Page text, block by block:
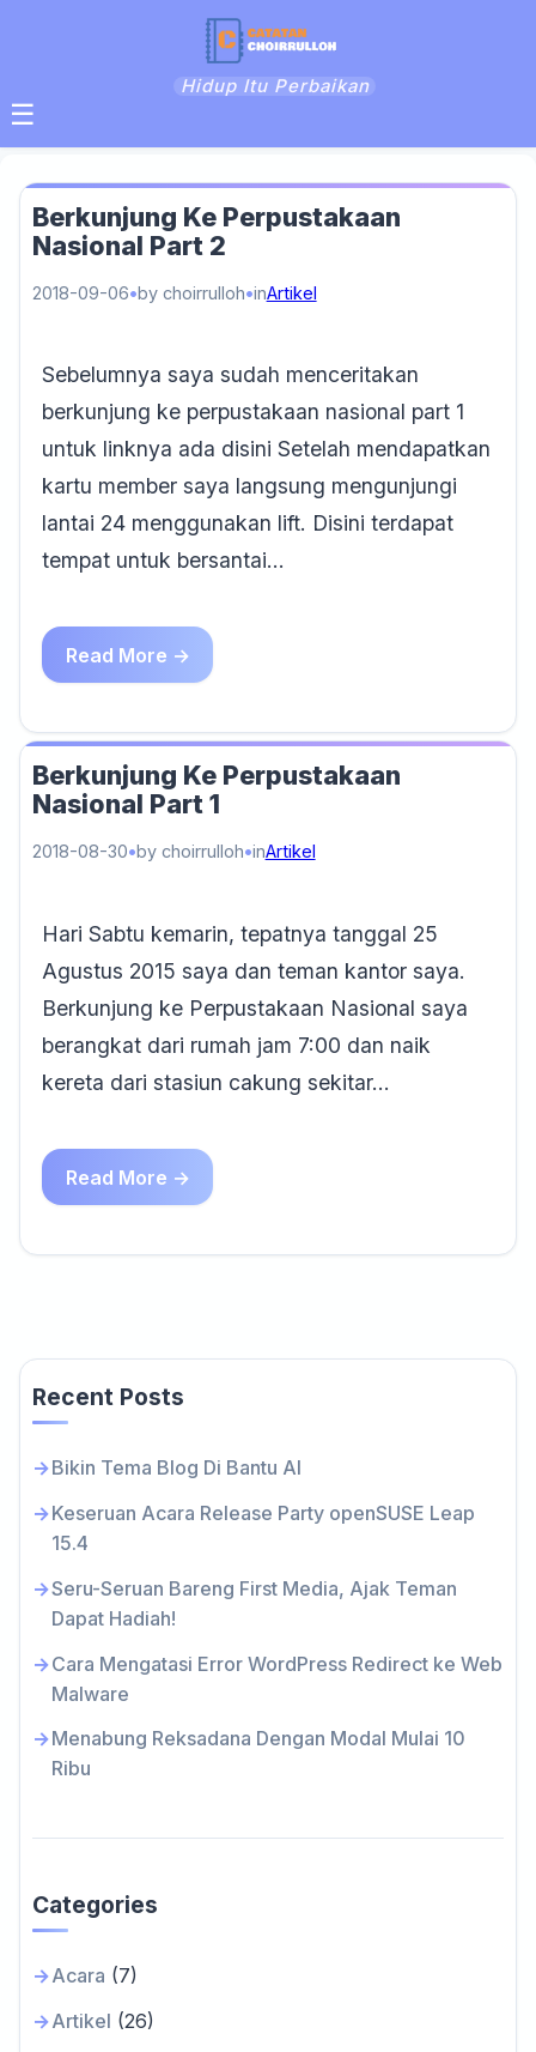
Hidup Itu Perbaikan
☰
Berkunjung Ke Perpustakaan
Nasional Part 2
2018-09-06 by choirrulloh inArtikel
Sebelumnya saya sudah menceritakan
berkunjung ke perpustakaan nasional part 1
untuk linknya ada disini Setelah mendapatkan
kartu member saya langsung mengunjungi
lantai 24 menggunakan lift. Disini terdapat
tempat untuk bersantai…
Read More →
Berkunjung Ke Perpustakaan
Nasional Part 1
2018-08-30 by choirrulloh inArtikel
Hari Sabtu kemarin, tepatnya tanggal 25
Agustus 2015 saya dan teman kantor saya.
Berkunjung ke Perpustakaan Nasional saya
berangkat dari rumah jam 7:00 dan naik
kereta dari stasiun cakung sekitar…
Read More →
Recent Posts
Bikin Tema Blog Di Bantu AI
Keseruan Acara Release Party openSUSE Leap
15.4
Seru-Seruan Bareng First Media, Ajak Teman
Dapat Hadiah!
Cara Mengatasi Error WordPress Redirect ke Web
Malware
Menabung Reksadana Dengan Modal Mulai 10
Ribu
Categories
Acara (7)
Artikel (26)